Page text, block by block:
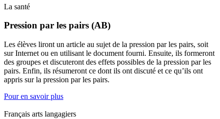
La santé
Pression par les pairs (AB)
Les élèves liront un article au sujet de la pression par les pairs, soit
sur Internet ou en utilisant le document fourni. Ensuite, ils formeront
des groupes et discuteront des effets possibles de la pression par les
pairs. Enfin, ils résumeront ce dont ils ont discuté et ce qu’ils ont
appris sur la pression par les pairs.
Pour en savoir plus
Français arts langagiers